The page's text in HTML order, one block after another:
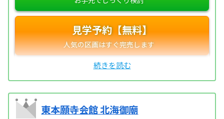
見学予約【無料】
東本願寺会館 北海御廟